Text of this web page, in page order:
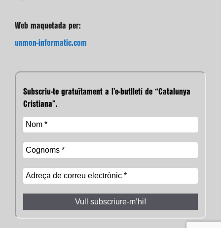
Web maquetada per:
unmon-informatic.com
Subscriu-te gratuïtament a l’e-butlletí de “Catalunya
Cristiana”.